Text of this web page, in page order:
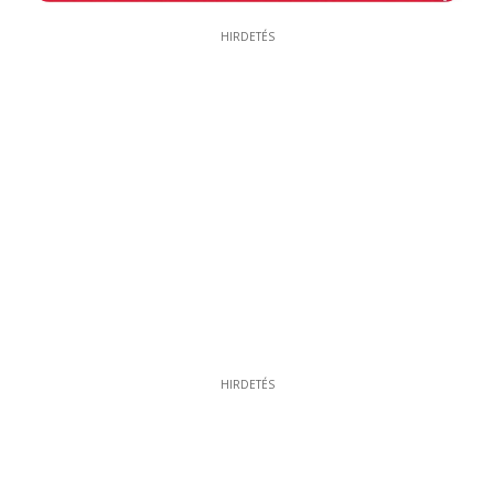
HIRDETÉS
HIRDETÉS